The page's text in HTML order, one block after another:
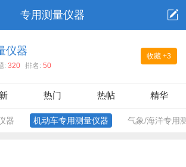
专用测量仪器
收藏 +3
仪器
:320 排名:50
热门 热帖 精华
器 机动车专用测量仪器 气象/海洋专用